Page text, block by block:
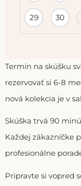
29 30
Termín na skúšku
rezervovať si 6-8
nová kolekcia je v
Skúška trvá 90
Každej zákazníčke
profesionálne
Pripravte si vopred